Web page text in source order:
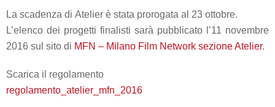
La scadenza di Atelier è stata prorogata al 23 ottobre.
L’elenco dei progetti finalisti sarà pubblicato l’11 novembre
2016 sul sito di MFN – Milano Film Network sezione Atelier.
Scarica il regolamento
regolamento_atelier_mfn_2016